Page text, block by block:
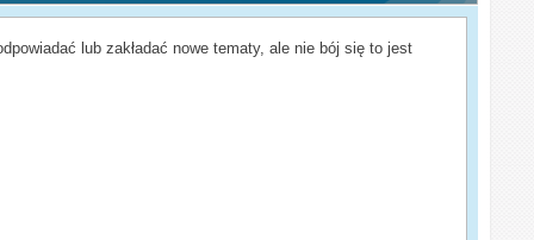
lub zakładać nowe tematy, ale nie bój się to jest